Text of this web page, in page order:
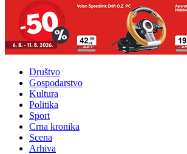
Društvo
Gospodarstvo
Kultura
Politika
Sport
Crna kronika
Scena
Arhiva